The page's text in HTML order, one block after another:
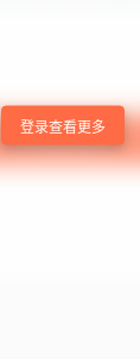
登录查看更多